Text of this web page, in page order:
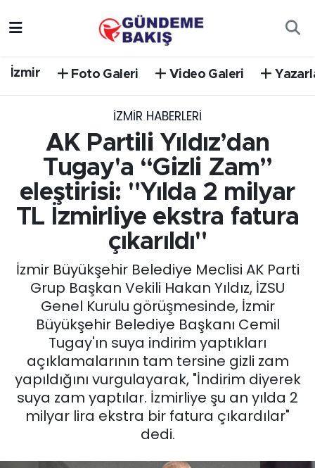
İzmir Foto Galeri Video Galeri
İZMIR HABERLERI
AK Partili Yıldız’dan
Tugay'a “Gizli Zam”
eleştirisi: "Yılda 2 milyar
TL İzmirliye ekstra fatura
çıkarıldı"
İzmir Büyükşehir Belediye Meclisi AK Parti
Grup Başkan Vekili Hakan Yıldız, İZSU
Genel Kurulu görüşmesinde, İzmir
Büyükşehir Belediye Başkanı Cemil
Tugay'ın suya indirim yaptıkları
açıklamalarının tam tersine gizli zam
yapıldığını vurgulayarak, "İndirim diyerek
suya zam yaptılar. İzmirliye şu an yılda 2
milyar lira ekstra bir fatura çıkardılar"
dedi.
EGE
EĞİTİM
English News
GÜNCEL
KÜLTÜR SANAT
MAGAZİN
POLİTİKA
Trafik Durumu
Süper Lig Puan Durumu ve Fikstür
Tüm Manşetler
Son Dakika Haberleri
Haber Arşivi